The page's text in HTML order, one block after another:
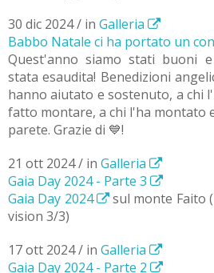
30 dic 2024 / in Galleria
Babbo Natale ci ha portato un
Quest'anno siamo stati buoni
stata esaudita! Benedizioni
hanno aiutato e sostenuto, a chi
fatto montare, a chi l'ha montato
parete. Grazie di 💙!
21 ott 2024 / in Galleria
Gaia Day 2024 - Parte 3
Gaia Day 2024
sul monte Faito
vision 3/3)
17 ott 2024 / in Galleria
Gaia Day 2024 - Parte 2